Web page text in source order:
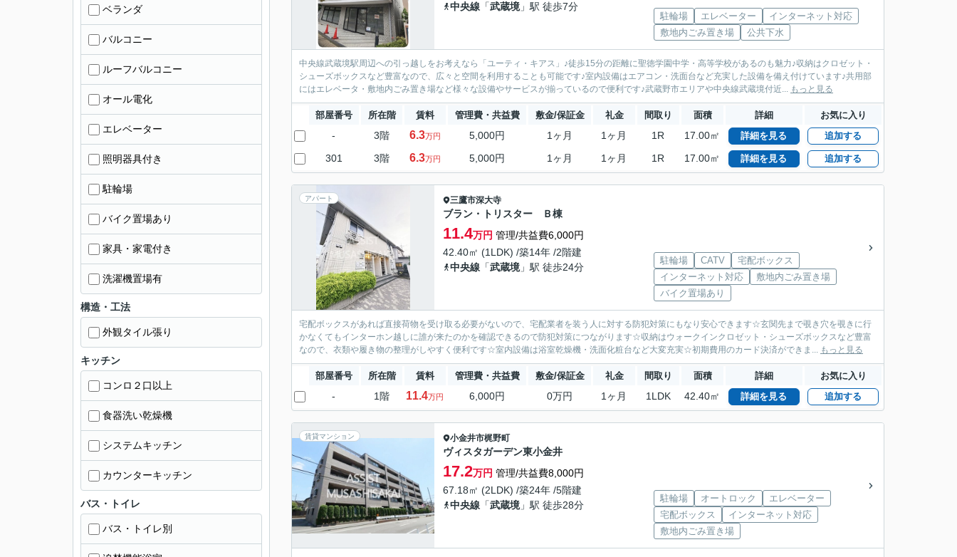
中央線 「武蔵境」駅 徒歩7分
駐輪場 エレベーター
インターネット対応
敷地内ごみ置き場
公共下水
中央線武蔵境駅周辺への引っ越しをお考えなら「ユーティ・キアス」♪徒歩15分の距離に聖徳学園中学・高等学校があるのも魅力♪収納はクロゼット・
シューズボックスなど豊富なので、広々と空間を利用することも可能です♪室内設備はエアコン・洗面台など充実した設備を備え付けています♪共用部
にはエレベータ・敷地内ごみ置き場など様々な設備やサービスが揃っているので便利です♪武蔵野市エリアや中央線武蔵境付近... もっと見る
部屋番号 所在階 賃料 管理費・共益費 敷金/保証金 礼金 間取り 面積 詳細 お気に入り
- 3階 6.3万円 5,000円 1ヶ月 1ヶ月 1R 17.00㎡ 詳細を見る 追加する
301 3階 6.3万円 5,000円 1ヶ月 1ヶ月 1R 17.00㎡ 詳細を見る 追加する
アパート 三鷹市深大寺
ブラン・トリスター Ｂ棟
11.4万円 管理/共益費6,000円
42.40㎡ (1LDK) /築14年 /2階建
中央線 「武蔵境」駅 徒歩24分
駐輪場 CATV
宅配ボックス
インターネット対応
敷地内ごみ置き場
バイク置場あり
宅配ボックスがあれば直接荷物を受け取る必要がないので、宅配業者を装う人に対する防犯対策にもなり安心できます☆玄関先まで覗き穴を覗きに行
かなくてもインターホン越しに誰が来たのかを確認できるので防犯対策につながります☆収納はウォークインクロゼット・シューズボックスなど豊富
なので、衣類や履き物の整理がしやすく便利です☆室内設備は浴室乾燥機・洗面化粧台など大変充実☆初期費用のカード決済ができま... もっと見る
部屋番号 所在階 賃料 管理費・共益費 敷金/保証金 礼金 間取り 面積 詳細 お気に入り
- 1階 11.4万円 6,000円 0万円 1ヶ月 1LDK 42.40㎡ 詳細を見る 追加する
賃貸マンション 小金井市梶野町
ヴィスタガーデン東小金井
17.2万円 管理/共益費8,000円
67.18㎡ (2LDK) /築24年 /5階建
中央線 「武蔵境」駅 徒歩28分
駐輪場 オートロック
エレベーター
宅配ボックス
インターネット対応
敷地内ごみ置き場
ベランダ
バルコニー
ルーフバルコニー
オール電化
エレベーター
照明器具付き
駐輪場
バイク置場あり
家具・家電付き
洗濯機置場有
構造・工法
外観タイル張り
キッチン
コンロ２口以上
食器洗い乾燥機
システムキッチン
カウンターキッチン
バス・トイレ
バス・トイレ別